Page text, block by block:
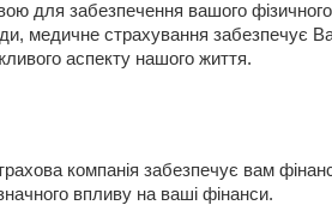
для забезпечення вашого
медичне страхування забезпечує
аспекту нашого життя.
компанія забезпечує вам
впливу на ваші фінанси.